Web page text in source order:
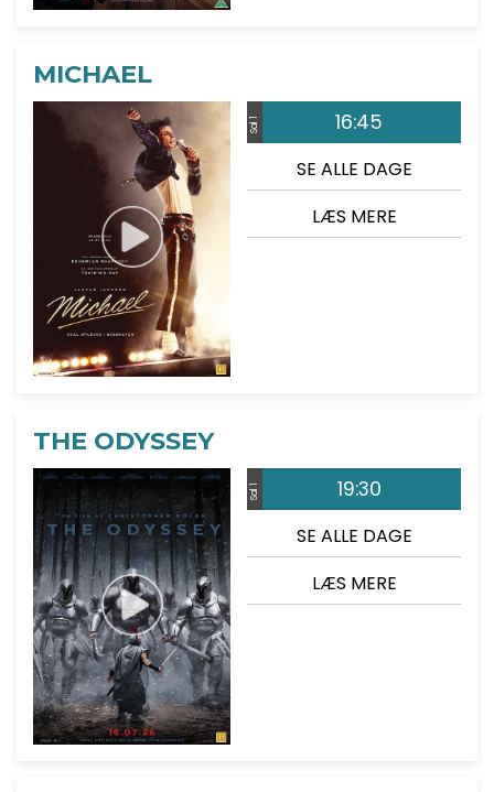
MICHAEL
Sal 1 16:45
SE ALLE DAGE
LÆS MERE
THE ODYSSEY
Sal 1 19:30
SE ALLE DAGE
LÆS MERE